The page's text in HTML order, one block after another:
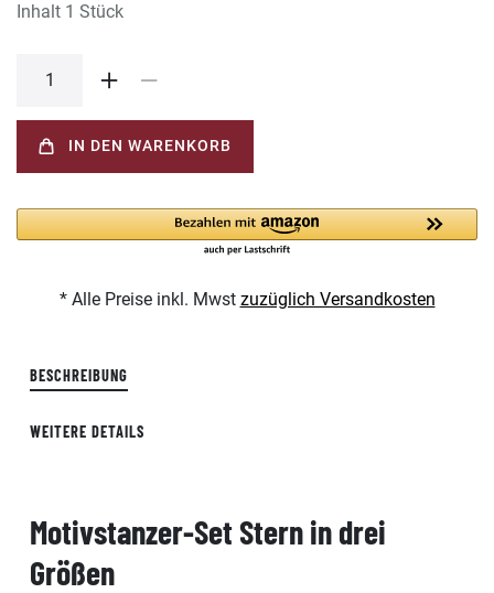
Inhalt 1 Stück
IN DEN WARENKORB
* Alle Preise inkl. Mwst zuzüglich Versandkosten
BESCHREIBUNG
WEITERE DETAILS
Motivstanzer-Set Stern in drei
Größen